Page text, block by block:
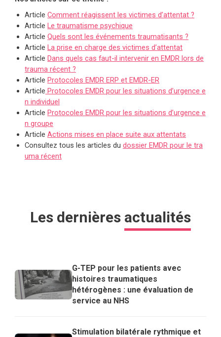
Article Comment réagissent les victimes d’attentat ?
Article Le traumatisme psychique
Article Quels sont les événements traumatisants ?
Article La prise en charge des victimes d’attentat
Article Dans quels cas faut-il intervenir en EMDR lors de
trauma récent ?
Article Protocoles EMDR ERP et EMDR-ER
Article Protocoles EMDR pour les situations d’urgence e
n individuel
Article Protocoles EMDR pour les situations d’urgence e
n groupe
Article Actions mises en place suite aux attentats
Consultez tous les articles du dossier EMDR pour le tra
uma récent
Les dernières actualités
G-TEP pour les patients avec
histoires traumatiques
hétérogènes : une évaluation de
service au NHS
Stimulation bilatérale rythmique et